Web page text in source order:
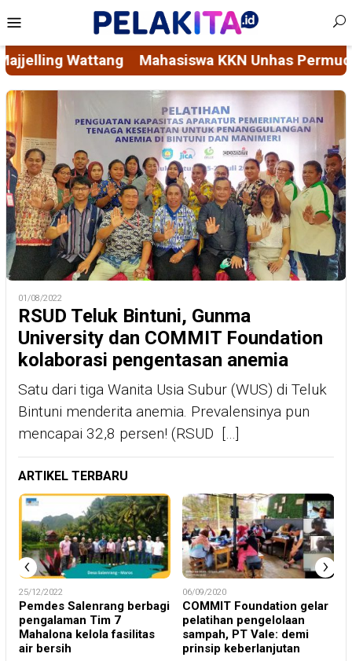
to
content
Menu
Unhas Permudah Akses Layanan Sosial
01/08/2022
RSUD Teluk Bintuni, Gunma
University dan COMMIT Foundation
kolaborasi pengentasan anemia
Satu dari tiga Wanita Usia Subur (WUS) di Teluk
Bintuni menderita anemia. Prevalensinya pun
mencapai 32,8 persen! (RSUD […]
ARTIKEL TERBARU
25/12/2022
Pemdes Salenrang berbagi
pengalaman Tim 7
Mahalona kelola fasilitas
air bersih
06/09/2020
COMMIT Foundation gelar
pelatihan pengelolaan
sampah, PT Vale: demi
prinsip keberlanjutan
‹ ›